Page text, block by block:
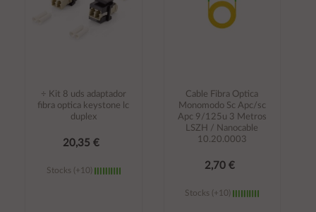
÷ Kit 8 uds adaptador
fibra optica keystone lc
duplex
20,35 €
Stocks (+10)
Cable Fibra Optica
Monomodo Sc Apc/sc
Apc 9/125u 3 Metros
LSZH / Nanocable
10.20.0003
2,70 €
Stocks (+10)